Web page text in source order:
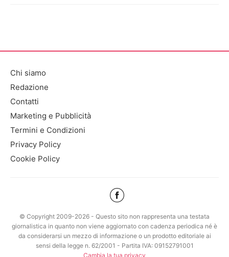
Chi siamo
Redazione
Contatti
Marketing e Pubblicità
Termini e Condizioni
Privacy Policy
Cookie Policy
© Copyright 2009-2026 - Questo sito non rappresenta una testata
giornalistica in quanto non viene aggiornato con cadenza periodica né è
da considerarsi un mezzo di informazione o un prodotto editoriale ai
sensi della legge n. 62/2001 - Partita IVA: 09152791001
Cambia la tua privacy